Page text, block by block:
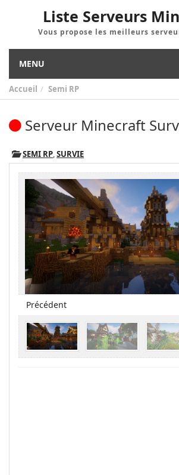
Liste Serveurs
Vous propose les meilleurs
MENU
Accueil Semi RP
Serveur Minecraft
SEMI RP,SURVIE
Précédent